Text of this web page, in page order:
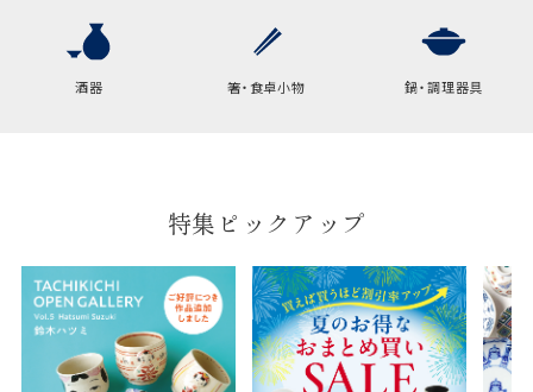
酒器 箸・食卓小物 鍋・調理器具
特集ピックアップ